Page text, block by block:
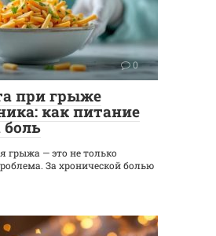
0
при грыже
как питание
боль
грыжа — это не только
За хронической болью